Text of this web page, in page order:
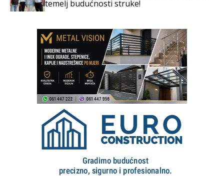
temelj budućnosti struke!